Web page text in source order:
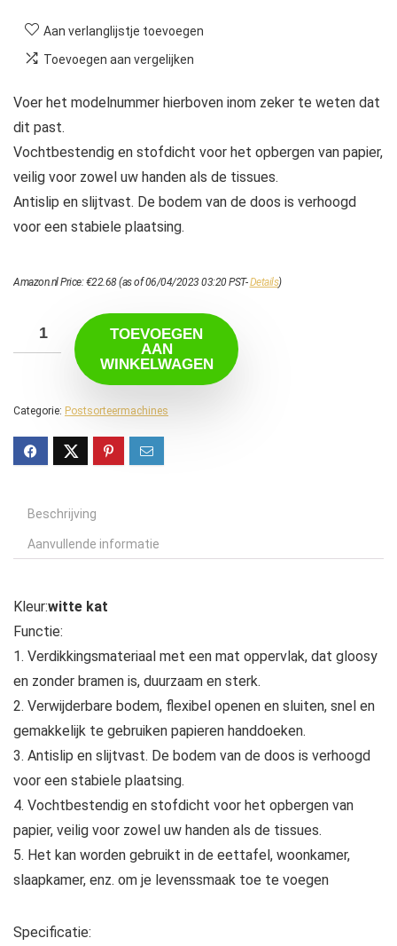
Aan verlanglijstje toevoegen
Toevoegen aan vergelijken
Voer het modelnummer hierboven inom zeker te weten dat
dit past.
Vochtbestendig en stofdicht voor het opbergen van papier,
veilig voor zowel uw handen als de tissues.
Antislip en slijtvast. De bodem van de doos is verhoogd
voor een stabiele plaatsing.
Amazon.nl Price:€22.68(as of 06/04/2023 03:20 PST-Details)
TOEVOEGEN
AAN
WINKELWAGEN
Categorie: Postsorteermachines
Beschrijving
Aanvullende informatie
Kleur:witte kat
Functie:
1. Verdikkingsmateriaal met een mat oppervlak, dat gloosy
en zonder bramen is, duurzaam en sterk.
2. Verwijderbare bodem, flexibel openen en sluiten, snel en
gemakkelijk te gebruiken papieren handdoeken.
3. Antislip en slijtvast. De bodem van de doos is verhoogd
voor een stabiele plaatsing.
4. Vochtbestendig en stofdicht voor het opbergen van
papier, veilig voor zowel uw handen als de tissues.
5. Het kan worden gebruikt in de eettafel, woonkamer,
slaapkamer, enz. om je levenssmaak toe te voegen
Specificatie: